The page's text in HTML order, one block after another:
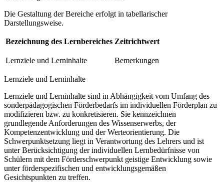
Die Gestaltung der Bereiche erfolgt in tabellarischer
Darstellungsweise.
Bezeichnung des Lernbereiches Zeitrichtwert
Lernziele und Lerninhalte Bemerkungen
Lernziele und Lerninhalte
Lernziele und Lerninhalte sind in Abhängigkeit vom Umfang des
sonderpädagogischen Förderbedarfs im individuellen Förderplan zu
modifizieren bzw. zu konkretisieren. Sie kennzeichnen
grundlegende Anforderungen des Wissenserwerbs, der
Kompetenzentwicklung und der Werteorientierung. Die
Schwerpunktsetzung liegt in Verantwortung des Lehrers und ist
unter Berücksichtigung der individuellen Lernbedürfnisse von
Schülern mit dem Förderschwerpunkt geistige Entwicklung sowie
unter förderspezifischen und entwicklungsgemäßen
Gesichtspunkten zu treffen.